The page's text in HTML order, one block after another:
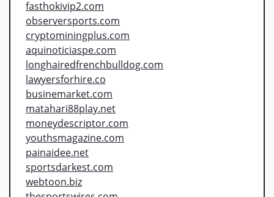
fasthokivip2.com
observersports.com
cryptominingplus.com
aquinoticiaspe.com
longhairedfrenchbulldog.com
lawyersforhire.co
businemarket.com
matahari88play.net
moneydescriptor.com
youthsmagazine.com
painaidee.net
sportsdarkest.com
webtoon.biz